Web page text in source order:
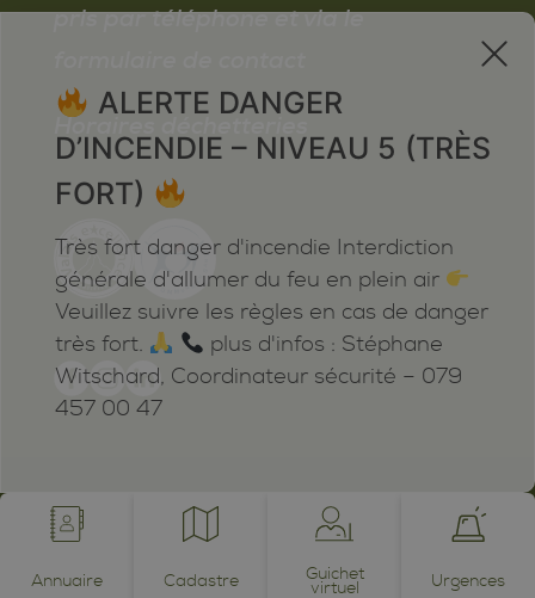
Annuaire Cadastre Guichet
virtuel Urgences
pris par téléphone et via le
Horaires déchetteries
powered by /BOOMERANG
photos by JEAN-CLAUDE ROH ©
x
ALERTE DANGER
D’INCENDIE – NIVEAU 5 (TRÈS
FORT)
Très fort danger d'incendie Interdiction
générale d'allumer du feu en plein air
Veuillez suivre les règles en cas de danger
très fort.
plus d'infos : Stéphane
Witschard, Coordinateur sécurité – 079
457 00 47